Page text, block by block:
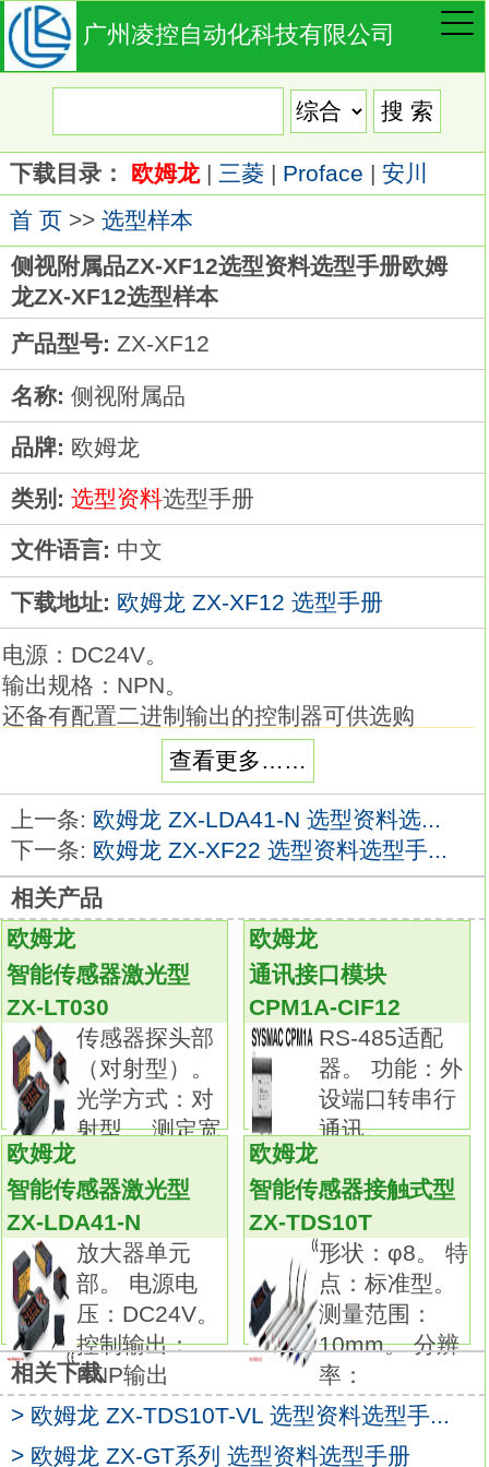
广州凌控自动化科技有限公司
下载目录： 欧姆龙| 三菱| Proface | 安川
首 页>> 选型样本
侧视附属品ZX-XF12选型资料选型手册欧姆
龙ZX-XF12选型样本
产品型号: ZX-XF12
名称: 侧视附属品
品牌: 欧姆龙
类别: 选型资料选型手册
文件语言: 中文
下载地址: 欧姆龙 ZX-XF12 选型手册
电源：DC24V。
输出规格：NPN。
还备有配置二进制输出的控制器可供选购
（ZW-C10/-C15）。ZX-CAL2演算单元分类：
接点间隔：G(0.5mm)。
驱动杆：弹簧细柱塞型。
端子的种类：螺丝端子。
以高精度和丰富品种著称最畅销的基本型开
关。
断路容量达15A，且精度高。
备有微动开关的基本型，根据用途不同，
还有基本型、分割接触型、维持接触型等丰富
品种ZX-XF12
标准型中还有微小负载用系列。
备有保护端子部位的安全，
且具有防滴功能的防滴端子保护盖和塑封端子
型。更薄、更大风量的ZN系列灵活、迅速地实
现清洁化。
可根据清洁室的尺寸选用的3种尺寸。放大器单
元部。
电源电压：DC。
控制输出：NPN输出。种类：传感头部。
品名：传感头部 电缆型 (电缆长度1.5m)。
通过SD卡简单实现湿温度管理。
超群的高精度测量。
1张SD卡，可储存多份数据。
查看更多……
上一条: 欧姆龙 ZX-LDA41-N 选型资料选...
下一条: 欧姆龙 ZX-XF22 选型资料选型手...
相关产品
欧姆龙
智能传感器激光型
ZX-LT030
传感器探头部
（对射型）。
光学方式：对
射型。 测定宽
欧姆龙
通讯接口模块
CPM1A-CIF12
RS-485适配
器。 功能：外
设端口转串行
通讯。
欧姆龙
智能传感器激光型
ZX-LDA41-N
放大器单元
部。 电源电
压：DC24V。
控制输出：
PNP输出
欧姆龙
智能传感器接触式型
ZX-TDS10T
形状：φ8。 特
点：标准型。
测量范围：
10mm。 分辨
率：
相关下载
> 欧姆龙 ZX-TDS10T-VL 选型资料选型手...
> 欧姆龙 ZX-GT系列 选型资料选型手册